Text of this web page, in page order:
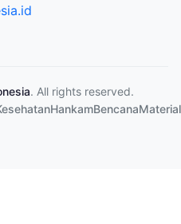
. All rights reserved.
HankamBencanaMaterial